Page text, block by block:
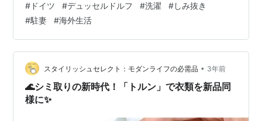
た」 私「帰ったら手洗いするわ」 夫の職場ではリンゴと
か平たい桃とかのフルーツがいつでも置いてあって、自
由に食べていいんやとか。 それで、リンゴ丸かじりした
ら盛大に着ていた白Tシャツに飛んだらしい。 （リンゴ
丸かじりとか外国やなー🇩🇪） 帰宅後、確認すると胸の
ど真ん中にブシャァッと…
# ドイツ #デュッセルドルフ #洗濯 #しみ抜き
#駐妻 #海外生活
スタイリッシュセレクト：モダンライフの必需品 • 3年前
🌊シミ取りの新時代！「トルン」で衣類を新品同
様に✨